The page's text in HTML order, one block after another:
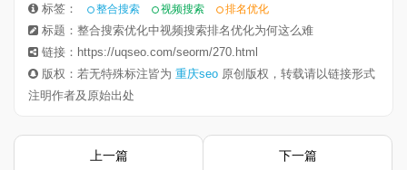
标签： 整合搜索 视频搜索 排名优化
标题：整合搜索优化中视频搜索排名优化为何这么难
链接：https://uqseo.com/seorm/270.html
版权：若无特殊标注皆为 重庆seo 原创版权，转载请以链接形式
注明作者及原始出处
上一篇
下一篇